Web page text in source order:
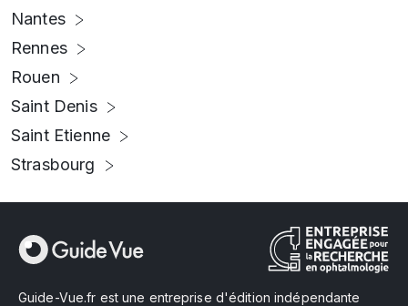
Nantes
Rennes
Rouen
Saint Denis
Saint Etienne
Strasbourg
Guide-Vue.fr est une entreprise d'édition indépendante